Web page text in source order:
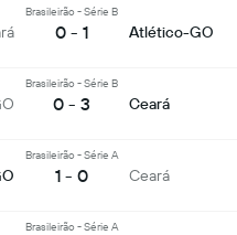
Brasileirão - Série B
0 - 1 Atlético-GO
Brasileirão - Série B
0 - 3 Ceará
Brasileirão - Série A
1 - 0 Ceará
Brasileirão - Série A